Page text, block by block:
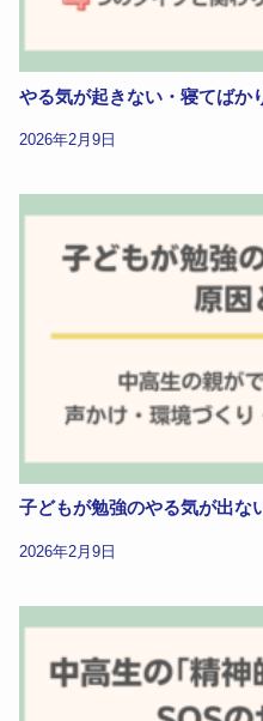
やる気が起きない・寝てばか
2026年2月9日
子どもが勉強のやる気が出な
2026年2月9日